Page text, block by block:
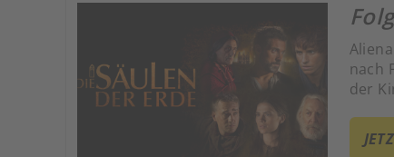
nach
der